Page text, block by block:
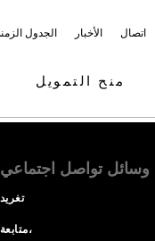
الجدول الأخبار اتصال
منح التمويل
وسائل تواصل اجتماعي
تغريد
متابعة،